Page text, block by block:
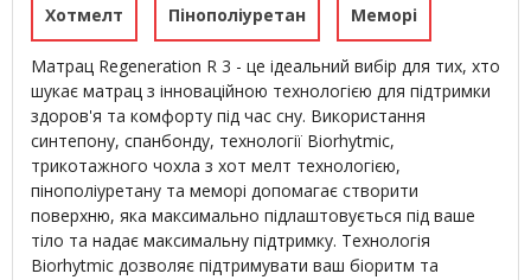
Хотмелт Пінополіуретан Меморі
Матрац Regeneration R 3 - це ідеальний вибір для тих, хто
шукає матрац з інноваційною технологією для підтримки
здоров'я та комфорту під час сну. Використання
синтепону, спанбонду, технології Biorhytmic,
трикотажного чохла з хот мелт технологією,
пінополіуретану та меморі допомагає створити
поверхню, яка максимально підлаштовується під ваше
тіло та надає максимальну підтримку. Технологія
Biorhytmic дозволяє підтримувати ваш біоритм та